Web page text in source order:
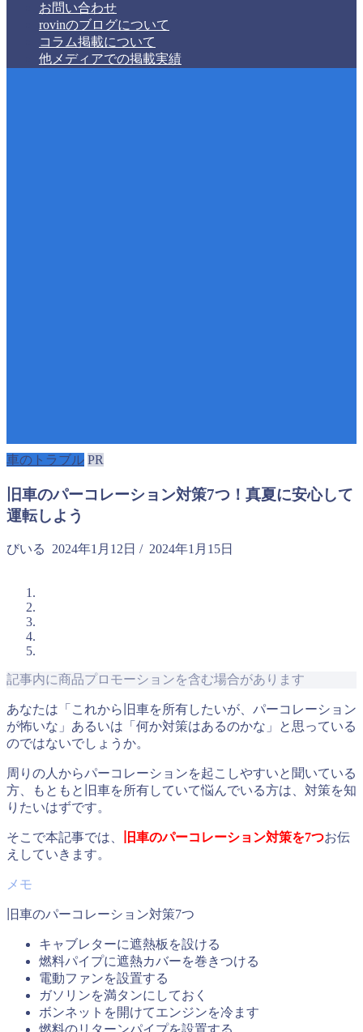
お問い合わせ
rovinのブログについて
コラム掲載について
他メディアでの掲載実績
車のトラブル PR
旧車のパーコレーション対策7つ！真夏に安心して
運転しよう
びいる 2024年1月12日 / 2024年1月15日
記事内に商品プロモーションを含む場合があります
あなたは「これから旧車を所有したいが、パーコレーション
が怖いな」あるいは「何か対策はあるのかな」と思っている
のではないでしょうか。
周りの人からパーコレーションを起こしやすいと聞いている
方、もともと旧車を所有していて悩んでいる方は、対策を知
りたいはずです。
そこで本記事では、 旧車のパーコレーション対策を7つお伝
えしていきます。
旧車のパーコレーション対策7つ
キャブレターに遮熱板を設ける
燃料パイプに遮熱カバーを巻きつける
電動ファンを設置する
ガソリンを満タンにしておく
ボンネットを開けてエンジンを冷ます